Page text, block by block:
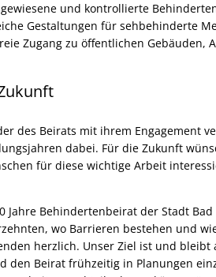
und kontrollierte
Gestaltungen für sehbehinderte
Zugang zu öffentlichen Gebäuden,
des Beirats mit ihrem Engagement
dabei. Für die Zukunft
für diese wichtige Arbeit
Behindertenbeirat der Stadt Bad
wo Barrieren bestehen und
herzlich. Unser Ziel ist und bleibt
den Beirat frühzeitig in Planungen